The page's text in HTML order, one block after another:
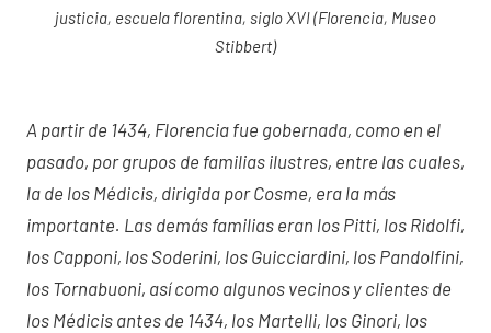
justicia, escuela florentina, siglo XVI (Florencia, Museo
Stibbert)
A partir de 1434, Florencia fue gobernada, como en el
pasado, por grupos de familias ilustres, entre las cuales,
la de los Médicis, dirigida por Cosme, era la más
importante. Las demás familias eran los Pitti, los Ridolfi,
los Capponi, los Soderini, los Guicciardini, los Pandolfini,
los Tornabuoni, así como algunos vecinos y clientes de
los Médicis antes de 1434, los Martelli, los Ginori, los